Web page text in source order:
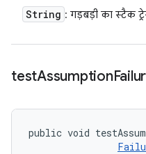
String : गड़बड़ी का स्टैक
testAssumption
public void